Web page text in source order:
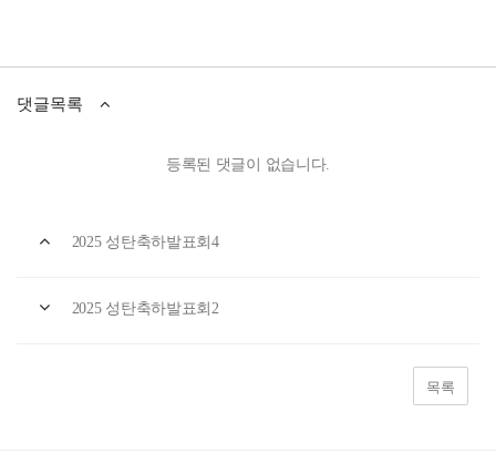
댓글목록
등록된 댓글이 없습니다.
2025 성탄축하발표회4
2025 성탄축하발표회2
목록